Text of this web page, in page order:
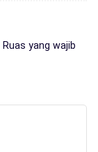
Ruas yang wajib